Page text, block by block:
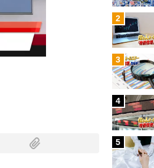
2
3
4
5